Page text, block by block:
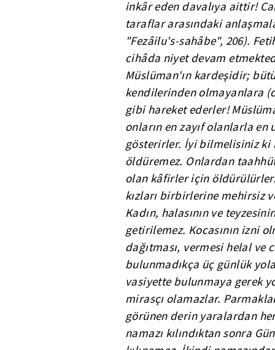
inkâr eden davalıya aittir!
taraflar arasındaki
"Fezâilu's-sahâbe", 206).
cihâda niyet devam
Müslüman'ın kardeşidir;
kendilerinden olmayanlara
gibi hareket ederler!
onların en zayıf olanlarla
gösterirler. İyi bilmelisiniz
öldüremez. Onlardan
olan kâfirler için
kızları birbirlerine mehirsiz
Kadın, halasının ve
getirilemez. Kocasının izni
dağıtması, vermesi helal ve
bulunmadıkça üç günlük
vasiyette bulunmaya gerek
mirasçı olamazlar.
görünen derin yaralardan
namazı kılındıktan sonra